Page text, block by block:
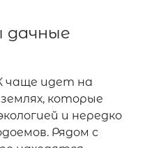
дачные
чаще идет на
которые
и нередко
Рядом с